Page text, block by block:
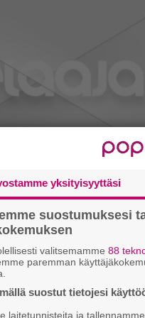
sarjan osa toviin
yksityisyyttäsi
suostumuksesi
valitsemamme 88
paremman
suostut tietojesi
laitetunnisteita ja